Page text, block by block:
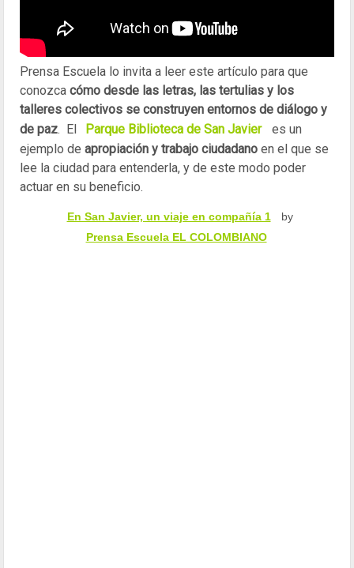
Prensa Escuela lo invita a leer este artículo para que
conozca cómo desde las letras, las tertulias y los
talleres colectivos se construyen entornos de diálogo y
de paz. El Parque Biblioteca de San Javier
es un
ejemplo de apropiación y trabajo ciudadano en el que se
lee la ciudad para entenderla, y de este modo poder
actuar en su beneficio.
En San Javier, un viaje en compañía 1
by
Prensa Escuela EL COLOMBIANO